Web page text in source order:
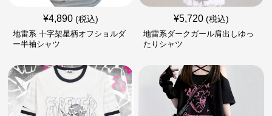
¥4,890 (税込)
地雷系 十字架星柄オフショルダ
ー半袖シャツ
¥5,720 (税込)
地雷系ダークガール肩出しゆっ
たりシャツ